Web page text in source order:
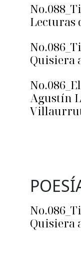
Lecturas
Quisiera
Agustín
Quisiera